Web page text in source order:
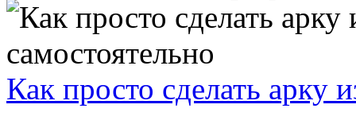
Как просто сделать арку